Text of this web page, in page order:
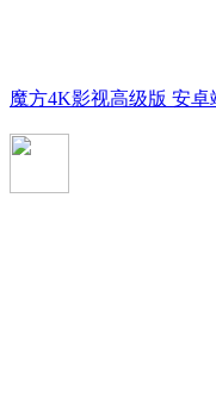
魔方4K影视高级版 安